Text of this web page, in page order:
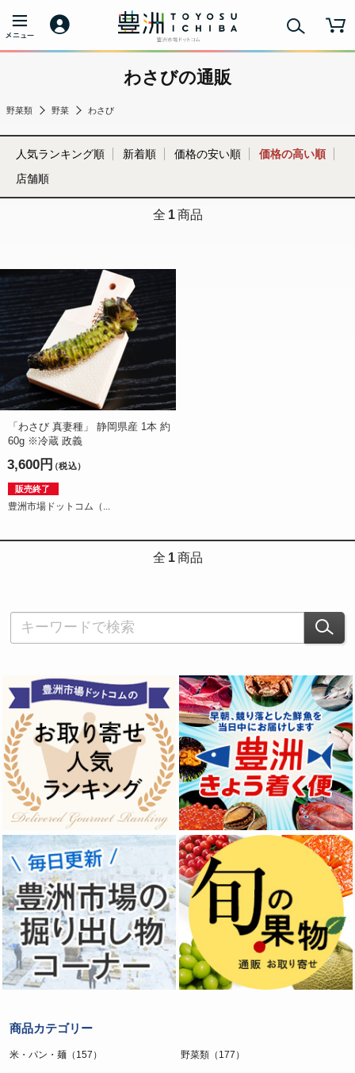
わさびの通販
野菜類 野菜 わさび
人気ランキング順 新着順 価格の安い順
価格の高い順
店舗順
全 1 商品
「わさび 真妻種」 静岡県産 1本 約
60g ※冷蔵 政義
3,600円（税込）
販売終了
豊洲市場ドットコム（...
全 1 商品
商品カテゴリー
米・パン・麺（157） 野菜類（177）